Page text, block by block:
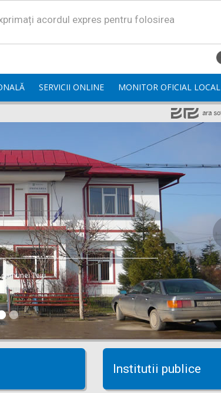
acordul expres pentru folosirea
SERVICII ONLINE MONITOR OFICIAL LOCAL
Teiu
Institutii publice